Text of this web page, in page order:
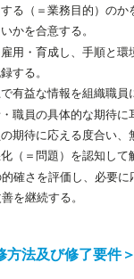
る（＝業務目的）のか
かを合意する。
用・育成し、手順と環
する。
有益な情報を組織職員
職員の具体的な期待に
期待に応える度合い
（＝問題）を認知して
確さを評価し、必要
を継続する。
方法及び修了要件